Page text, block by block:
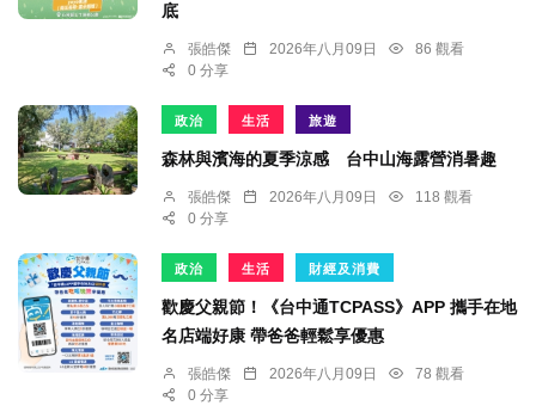
底
張皓傑 2026年八月09日
86 觀看
0 分享
政治 生活 旅遊
森林與濱海的夏季涼感 台中山海露營消暑趣
張皓傑 2026年八月09日
118 觀看
0 分享
政治 生活 財經及消費
歡慶父親節！《台中通TCPASS》APP 攜手在地
名店端好康 帶爸爸輕鬆享優惠
張皓傑 2026年八月09日
78 觀看
0 分享